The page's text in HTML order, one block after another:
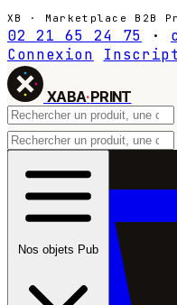
XB · Marketplace B2B
02 21 65 24 75 ·
Connexion
XABA·PRINT
Nos objets Pub